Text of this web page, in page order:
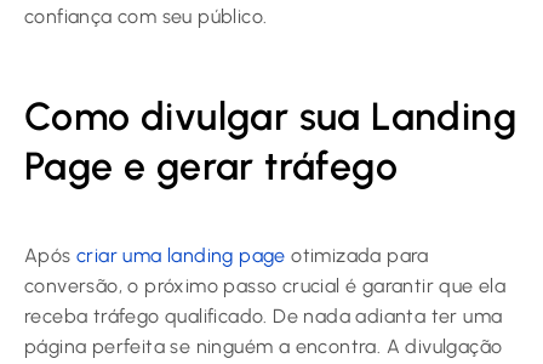
confiança com seu público.
Como divulgar sua Landing
Page e gerar tráfego
Após criar uma landing page otimizada para
conversão, o próximo passo crucial é garantir que ela
receba tráfego qualificado. De nada adianta ter uma
página perfeita se ninguém a encontra. A divulgação